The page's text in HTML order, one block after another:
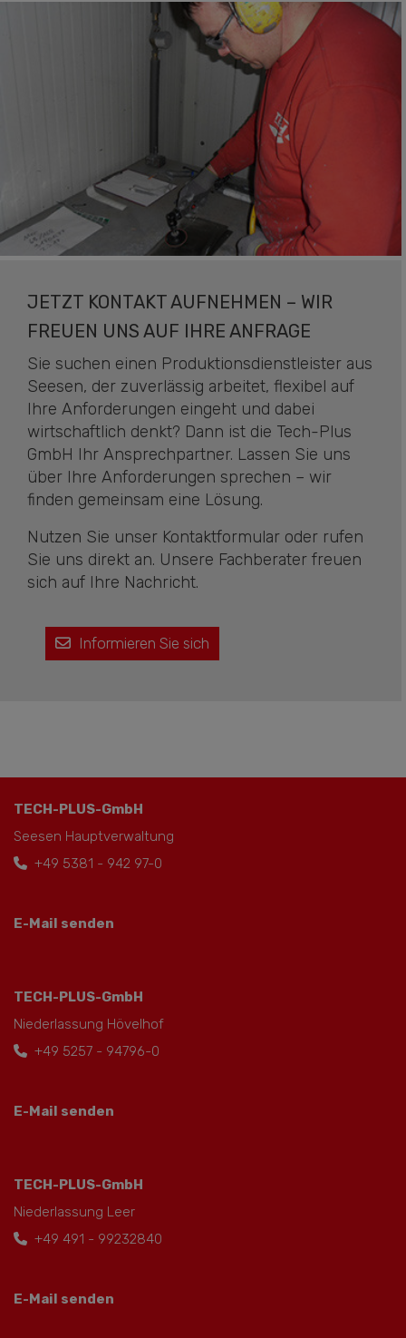
JETZT KONTAKT AUFNEHMEN – WIR
FREUEN UNS AUF IHRE ANFRAGE
Sie suchen einen Produktionsdienstleister aus
Seesen, der zuverlässig arbeitet, flexibel auf
Ihre Anforderungen eingeht und dabei
wirtschaftlich denkt? Dann ist die Tech-Plus
GmbH Ihr Ansprechpartner. Lassen Sie uns
über Ihre Anforderungen sprechen – wir
finden gemeinsam eine Lösung.
Nutzen Sie unser Kontaktformular oder rufen
Sie uns direkt an. Unsere Fachberater freuen
sich auf Ihre Nachricht.
Informieren Sie sich
TECH-PLUS-GmbH
Seesen Hauptverwaltung
+49 5381 - 942 97-0
E-Mail senden
TECH-PLUS-GmbH
Niederlassung Hövelhof
+49 5257 - 94796-0
E-Mail senden
TECH-PLUS-GmbH
Niederlassung Leer
+49 491 - 99232840
E-Mail senden